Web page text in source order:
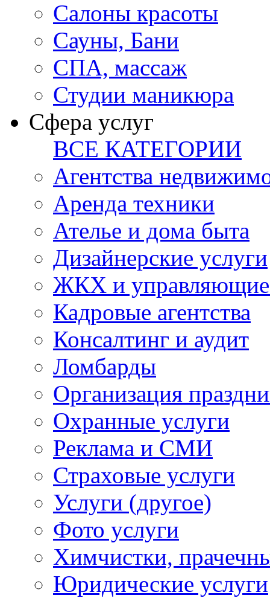
Салоны красоты
Сауны, Бани
СПА, массаж
Студии маникюра
Сфера услуг
ВСЕ КАТЕГОРИИ
Агентства
Аренда техники
Ателье и дома быта
Дизайнерские услуги
ЖКХ и управляющие
Кадровые агентства
Консалтинг и аудит
Ломбарды
Организация
Охранные услуги
Реклама и СМИ
Страховые услуги
Услуги (другое)
Фото услуги
Химчистки,
Юридические услуги